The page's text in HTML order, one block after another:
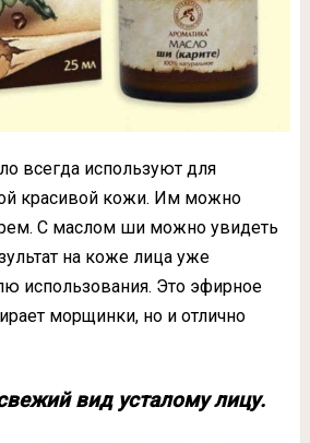
всегда используют для
красивой кожи. Им можно
С маслом ши можно увидеть
на коже лица уже
использования. Это эфирное
морщинки, но и отлично
вид усталому лицу.